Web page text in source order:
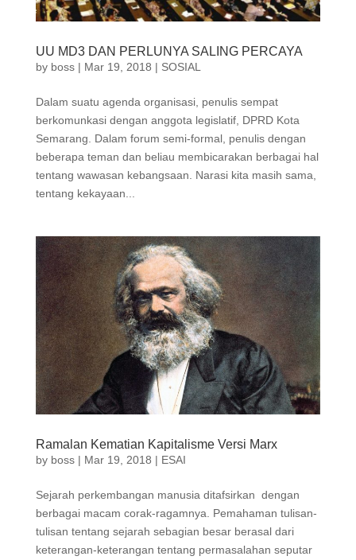
UU MD3 DAN PERLUNYA SALING PERCAYA
by boss| Mar 19, 2018 | SOSIAL
Dalam suatu agenda organisasi, penulis sempat
berkomunkasi dengan anggota legislatif, DPRD Kota
Semarang. Dalam forum semi-formal, penulis dengan
beberapa teman dan beliau membicarakan berbagai hal
tentang wawasan kebangsaan. Narasi kita masih sama,
tentang kekayaan...
Ramalan Kematian Kapitalisme Versi Marx
by boss| Mar 19, 2018 | ESAI
Sejarah perkembangan manusia ditafsirkan dengan
berbagai macam corak-ragamnya. Pemahaman tulisan-
tulisan tentang sejarah sebagian besar berasal dari
keterangan-keterangan tentang permasalahan seputar